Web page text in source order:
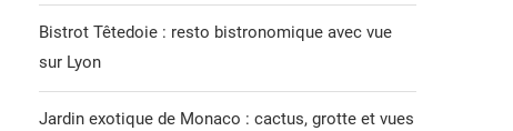
Bistrot Têtedoie : resto bistronomique avec vue
sur Lyon
Jardin exotique de Monaco : cactus, grotte et vues